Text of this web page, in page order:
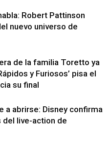
Robert Pattinson
nuevo universo de
de la familia Toretto ya
y Furiosos’ pisa el
su final
a abrirse: Disney confirma
live-action de